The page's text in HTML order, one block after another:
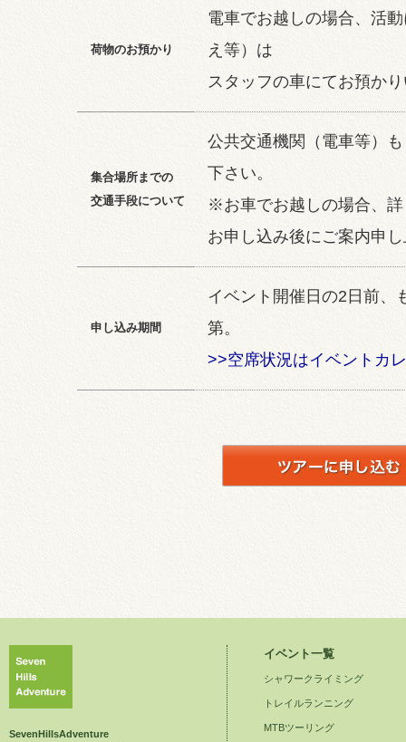
荷物のお預かり
電車でお越しの場合、活
え等）は
スタッフの車にてお預か
集合場所までの
交通手段について
公共交通機関（電車等）
下さい。
※お車でお越しの場合、
お申し込み後にご案内申
申し込み期間
イベント開催日の2日前、
第。
>>空席状況はイベントカ
SevenHillsAdventure
イベント一覧
シャワークライミング
トレイルランニング
MTBツーリング